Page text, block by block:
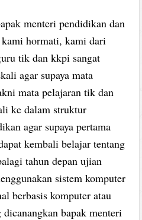
menteri pendidikan dan
kami hormati, kami dari
tik dan kkpi sangat
agar supaya mata
mata pelajaran tik dan
ke dalam struktur
agar supaya pertama
kembali belajar tentang
tahun depan ujian
sistem komputer
berbasis komputer atau
bapak menteri